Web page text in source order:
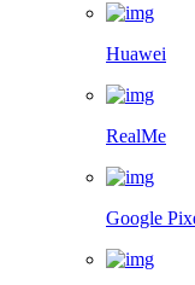
Huawei
RealMe
Google